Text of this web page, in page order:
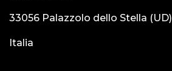
33056 Palazzolo dello Stella (UD)
Italia